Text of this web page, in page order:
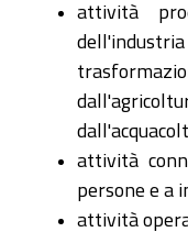
attività
attività
persone e a
attività